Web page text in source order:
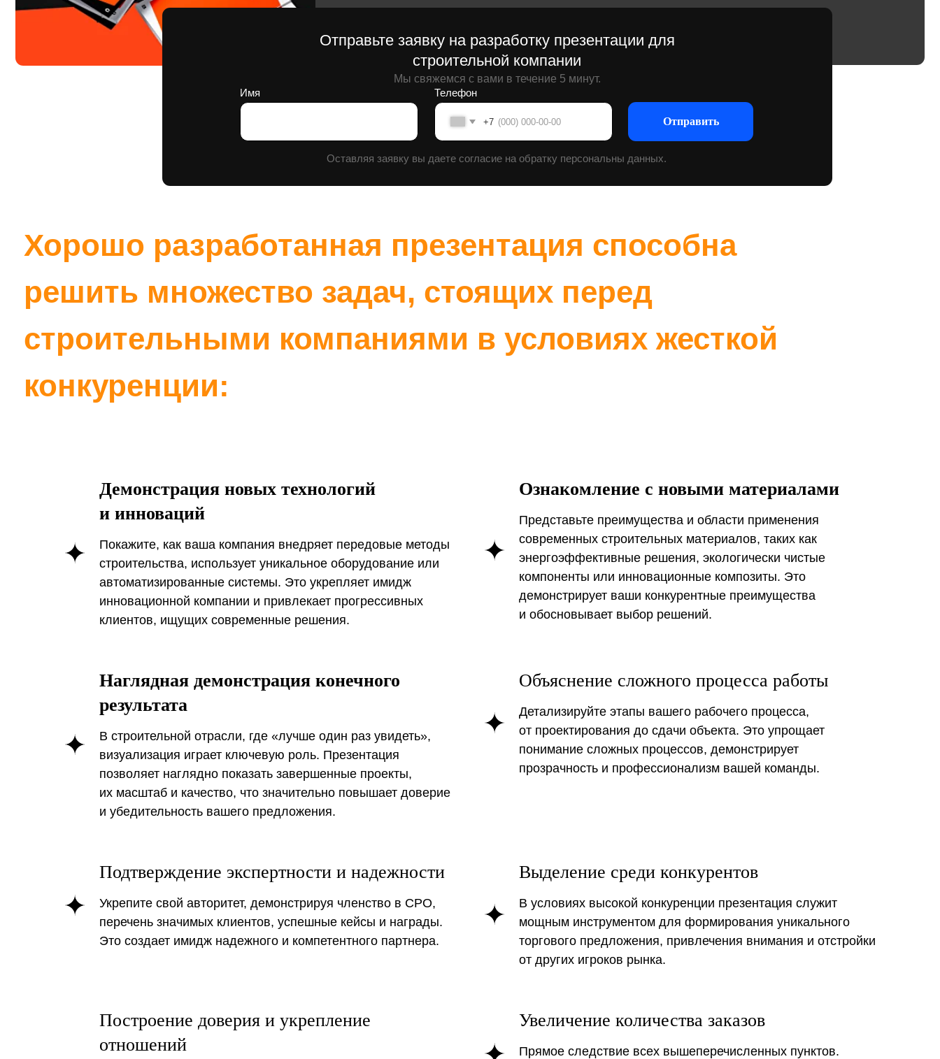
+7 Отправить
Оставляя заявку вы даете согласие на обратку персональны данных.
Хорошо разработанная презентация способна
решить множество задач, стоящих перед
строительными компаниями в условиях жесткой
Демонстрация новых технологий
и инноваций
Покажите, как ваша компания внедряет передовые методы
строительства, использует уникальное оборудование или
автоматизированные системы. Это укрепляет имидж
инновационной компании и привлекает прогрессивных
клиентов, ищущих современные решения.
Ознакомление с новыми материалами
Представьте преимущества и области применения
современных строительных материалов, таких как
энергоэффективные решения, экологически чистые
компоненты или инновационные композиты. Это
демонстрирует ваши конкурентные преимущества
и обосновывает выбор решений.
Наглядная демонстрация конечного
результата
В строительной отрасли, где «лучше один раз увидеть»,
визуализация играет ключевую роль. Презентация
позволяет наглядно показать завершенные проекты,
их масштаб и качество, что значительно повышает доверие
и убедительность вашего предложения.
Объяснение сложного процесса работы
Детализируйте этапы вашего рабочего процесса,
от проектирования до сдачи объекта. Это упрощает
понимание сложных процессов, демонстрирует
прозрачность и профессионализм вашей команды.
Подтверждение экспертности и надежности
Укрепите свой авторитет, демонстрируя членство в СРО,
перечень значимых клиентов, успешные кейсы и награды.
Это создает имидж надежного и компетентного партнера.
Выделение среди конкурентов
В условиях высокой конкуренции презентация служит
мощным инструментом для формирования уникального
торгового предложения, привлечения внимания и отстройки
от других игроков рынка.
Построение доверия и укрепление
отношений
Увеличение количества заказов
Прямое следствие всех вышеперечисленных пунктов.